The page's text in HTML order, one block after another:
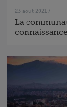
23 août 2021 /
La